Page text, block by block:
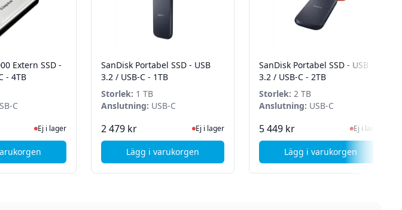
Extern SSD -
- 4TB
C
Ej i lager, besök produktsidan för senaste status
Ej i lager
, Kingston XS2000 Extern SSD - USB 3.2 /USB-C - 4TB
SanDisk Portabel SSD - USB
3.2 / USB-C - 1TB
Storlek: 1 TB
Anslutning: USB-C
2 479 kr Ej i lager, besök produktsidan för senaste status
Ej i lager
Lägg i varukorgen, SanDisk Portabel SSD - USB 3.2 / USB-C - 1TB
SanDisk Portabel SSD - USB
3.2 / USB-C - 2TB
Storlek: 2 TB
Anslutning: USB-C
5 449 kr Ej i lager, besök
Ej i lager
Lägg i varukorgen
, SanDisk Portabel